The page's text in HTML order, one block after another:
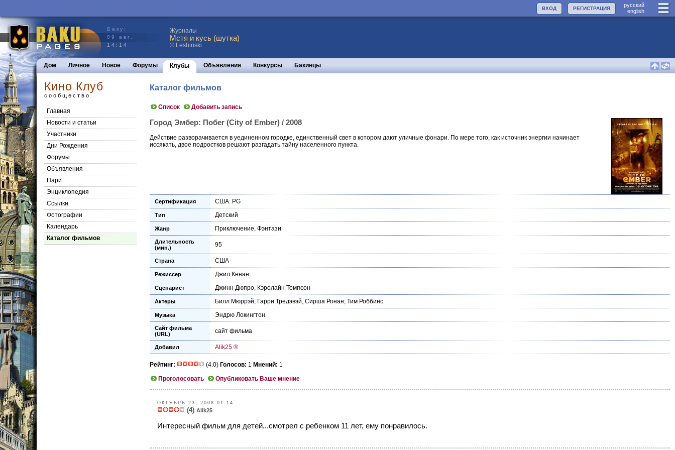
руccкий
english
РЕГИСТРАЦИЯ
ВХОД
Баку:
09 авг.
14:14
Журналы
Мстя и кусь (шутка)
© Leshinski
Дом Личное Новое Форумы Клубы Объявления Конкурсы Бакинцы
Кино Клуб
сообщество
Главная
Новости и статьи
Участники
Дни Рождения
Форумы
Объявления
Пари
Энциклопедия
Cсылки
Фотографии
Календарь
Каталог фильмов
Каталог фильмов
Список Добавить запись
Город Эмбер: Побег (City of Ember) / 2008
Действие разворачивается в уединенном городке, единственный свет в котором дают уличные фонари. По мере того, как источник энергии начинает
иссякать, двое подростков решают разгадать тайну населенного пункта.
Сертификация США: PG
Тип Детский
Жанр Приключение, Фэнтази
Длительность
(мин.)
95
Страна США
Режиссер Джил Кенан
Сценарист Джинн Дюпро, Кэролайн Томпсон
Актеры Билл Мюррэй, Гарри Тредэвэй, Сирша Ронан, Тим Роббинс
Музыка Эндрю Локингтон
Сайт фильма
(URL)
сайт фильма
Добавил Alik25 ®
Рейтинг: (4.0) Голосов: 1 Мнений: 1
Проголосовать
Опубликовать Ваше мнение
ОКТЯБРЬ 23, 2008 01:14
(4) Alik25
Интересный фильм для детей...смотрел с ребенком 11 лет, ему понравилось.